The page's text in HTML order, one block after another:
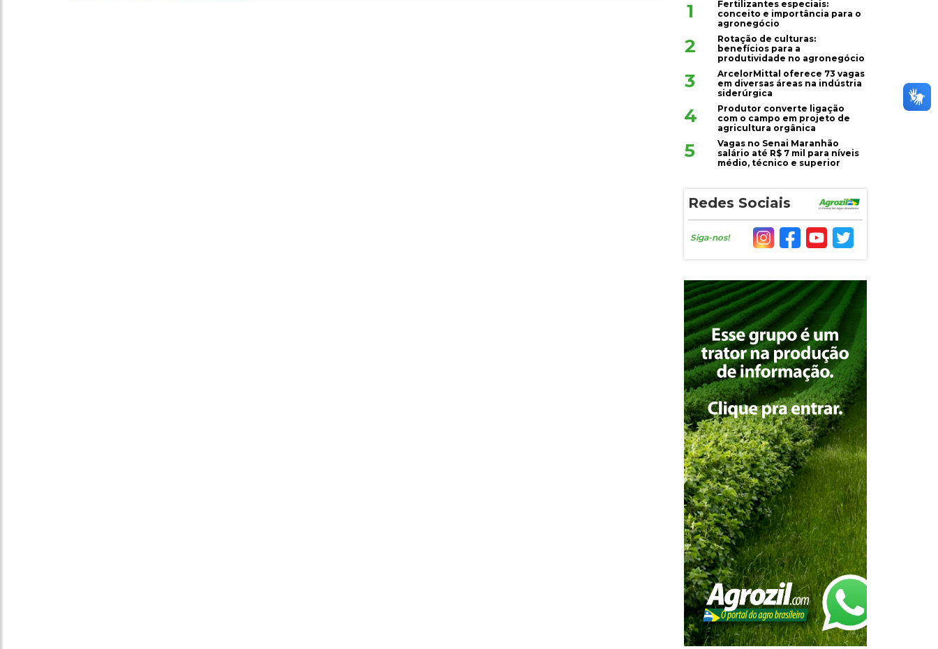
1
Fertilizantes especiais:
conceito e importância para o
agronegócio
2
Rotação de culturas:
benefícios para a
produtividade no agronegócio
3
ArcelorMittal oferece 73 vagas
em diversas áreas na indústria
siderúrgica
4
Produtor converte ligação
com o campo em projeto de
agricultura orgânica
5
Vagas no Senai Maranhão
salário até R$ 7 mil para níveis
médio, técnico e superior
Redes Sociais
Siga-nos!